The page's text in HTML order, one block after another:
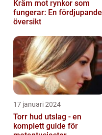
Kräm mot rynkor som
fungerar: En fördjupande
översikt
17 januari 2024
Torr hud utslag - en
komplett guide för